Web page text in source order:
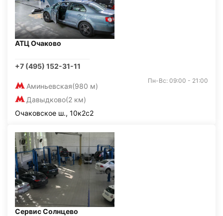
АТЦ Очаково
+7 (495) 152-31-11
Аминьевская(980 м)
Давыдково(2 км)
Пн-Вс: 09:00 - 21:00
Очаковское ш., 10к2с2
Сервис Солнцево